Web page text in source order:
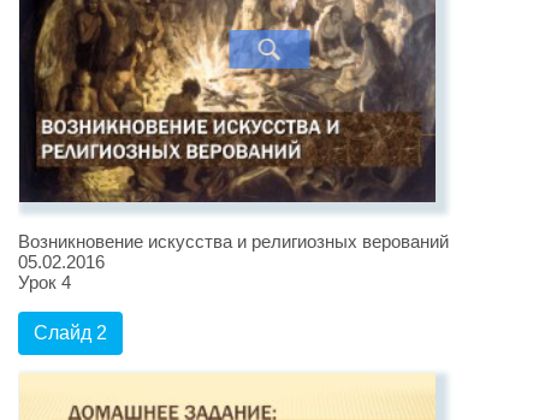
Возникновение искусства и религиозных верований
05.02.2016
Урок 4
Слайд 2